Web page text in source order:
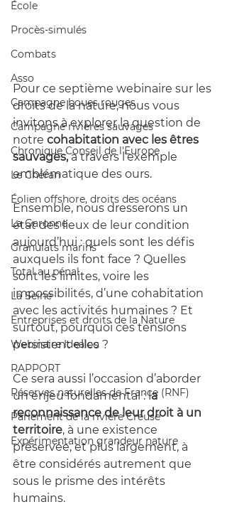
École
Procès-simulés
Combats
Asso
Campagne boues rouges
Campagne rivières sauvages
Chronique Conseil de l'Europe
Le Chéran
Éolien offshore, droits des océans
La Garonne
Granulats marins
Total au pénal
La Seine
Entreprises et droits de la Nature
Webinaire Idealco
RAPPORT
Réserves naturelles de France (RNF)
Parlement de la rivière Creuse
Expérimentation grandeur nature
Pour ce septième webinaire sur les
droits de la nature, nous vous
invitons à explorer la question de
notre cohabitation avec les êtres
sauvages, à travers l’exemple
emblématique des ours.
Ensemble, nous dresserons un
état des lieux de leur condition
aujourd’hui : quels sont les défis
auxquels ils font face ? Quelles
sont les limites, voire les
impossibilités, d’une cohabitation
avec les activités humaines ? Et
surtout, pourquoi ces tensions
persistent elles ?
Ce sera aussi l’occasion d’aborder
un enjeu fondamental : la
reconnaissance de leur droit à un
territoire, à une existence
préservée, et plus largement, à
être considérés autrement que
sous le prisme des intérêts
humains.